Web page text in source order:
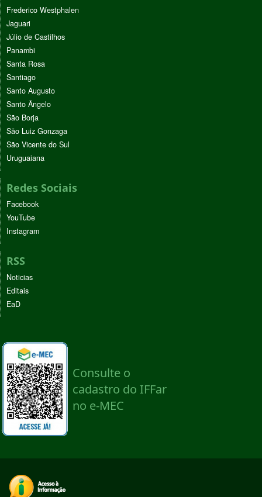
Frederico Westphalen
Jaguari
Júlio de Castilhos
Panambi
Santa Rosa
Santiago
Santo Augusto
Santo Ângelo
São Borja
São Luiz Gonzaga
São Vicente do Sul
Uruguaiana
Redes Sociais
Facebook
YouTube
Instagram
RSS
Noticias
Editais
EaD